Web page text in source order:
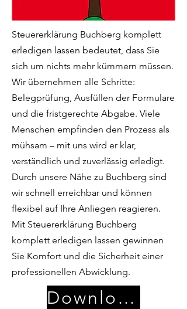
Steuererklärung Buchberg komplett
erledigen lassen bedeutet, dass Sie
sich um nichts mehr kümmern müssen.
Wir übernehmen alle Schritte:
Belegprüfung, Ausfüllen der Formulare
und die fristgerechte Abgabe. Viele
Menschen empfinden den Prozess als
mühsam – mit uns wird er klar,
verständlich und zuverlässig erledigt.
Durch unsere Nähe zu Buchberg sind
wir schnell erreichbar und können
flexibel auf Ihre Anliegen reagieren.
Mit Steuererklärung Buchberg
komplett erledigen lassen gewinnen
Sie Komfort und die Sicherheit einer
professionellen Abwicklung.
Download